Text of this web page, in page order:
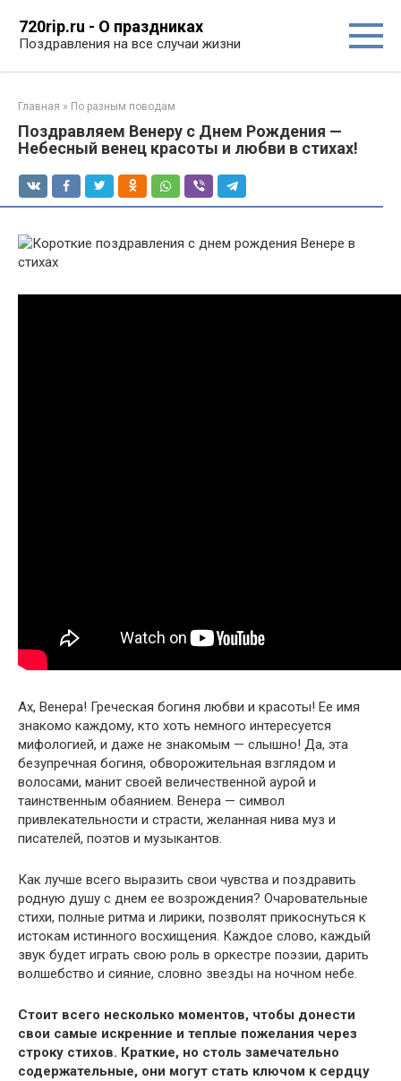
контенту
720rip.ru - О праздниках
Поздравления на все случаи жизни
Главная » По разным поводам
Поздравляем Венеру с Днем Рождения —
Небесный венец красоты и любви в стихах!
Ах, Венера! Греческая богиня любви и красоты! Ее имя
знакомо каждому, кто хоть немного интересуется
мифологией, и даже не знакомым — слышно! Да, эта
безупречная богиня, обворожительная взглядом и
волосами, манит своей величественной аурой и
таинственным обаянием. Венера — символ
привлекательности и страсти, желанная нива муз и
писателей, поэтов и музыкантов.
Как лучше всего выразить свои чувства и поздравить
родную душу с днем ее возрождения? Очаровательные
стихи, полные ритма и лирики, позволят прикоснуться к
истокам истинного восхищения. Каждое слово, каждый
звук будет играть свою роль в оркестре поэзии, дарить
волшебство и сияние, словно звезды на ночном небе.
Стоит всего несколько моментов, чтобы донести
свои самые искренние и теплые пожелания через
строку стихов. Краткие, но столь замечательно
содержательные, они могут стать ключом к сердцу